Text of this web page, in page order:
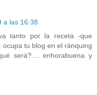
a las 16:38
tanto por la receta -que
tu blog en el ránquing
será?.... enhorabuena y